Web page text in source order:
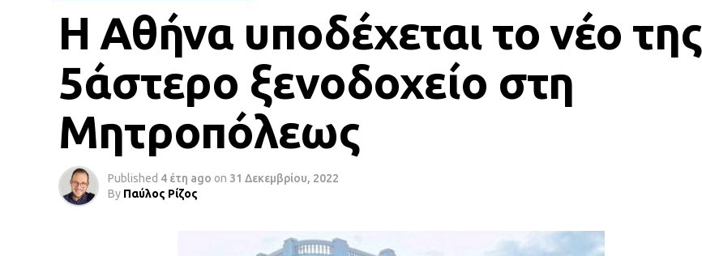
Η Αθήνα υποδέχεται το νέο της
5άστερο ξενοδοχείο στη
Μητροπόλεως
Published 4 έτη ago on 31 Δεκεμβρίου, 2022
By Παύλος Ρίζος